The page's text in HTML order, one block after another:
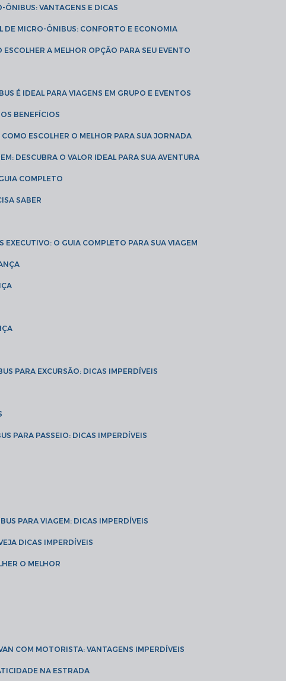
ÔNIBUS: VANTAGENS E DICAS
DE MICRO-ÔNIBUS: CONFORTO E ECONOMIA
A MELHOR OPÇÃO PARA SEU EVENTO
É IDEAL PARA VIAGENS EM GRUPO E EVENTOS
BENEFÍCIOS
COMO ESCOLHER O MELHOR PARA SUA JORNADA
DESCUBRA O VALOR IDEAL PARA SUA AVENTURA
COMPLETO
SABER
EXECUTIVO: O GUIA COMPLETO PARA SUA VIAGEM
PARA EXCURSÃO: DICAS IMPERDÍVEIS
PARA PASSEIO: DICAS IMPERDÍVEIS
PARA VIAGEM: DICAS IMPERDÍVEIS
DICAS IMPERDÍVEIS
O MELHOR
VAN COM MOTORISTA: VANTAGENS IMPERDÍVEIS
NA ESTRADA